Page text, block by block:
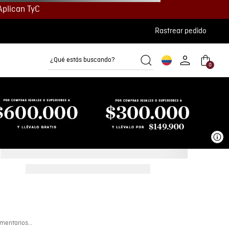
TyC
Rastrear pedido
¿Qué estás buscando?
0